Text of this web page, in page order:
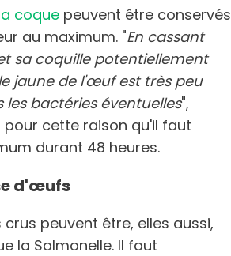
coque peuvent être conservés
au maximum. "En cassant
sa coquille potentiellement
jaune de l'œuf est très peu
bactéries éventuelles",
pour cette raison qu'il faut
durant 48 heures.
d'œufs
peuvent être, elles aussi,
la Salmonelle. Il faut